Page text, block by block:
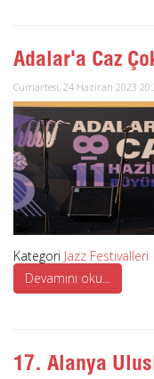
Adalar'a Caz
Cumartesi, 24 Haziran 2023
Kategori Jazz Festivalleri
Devamını oku...
17. Alanya